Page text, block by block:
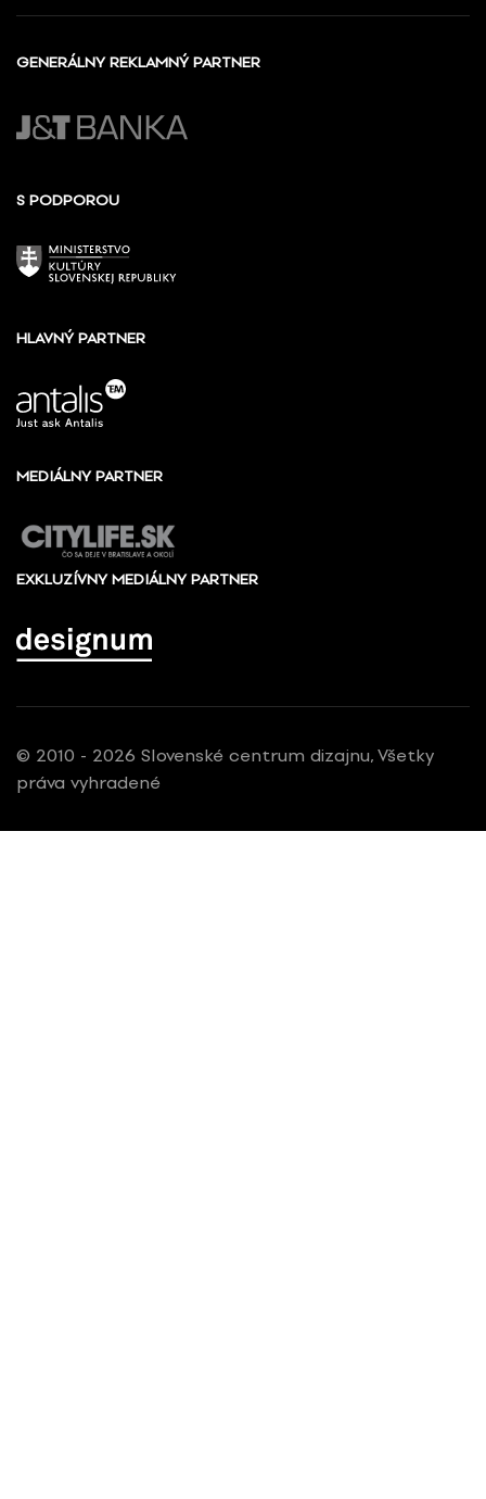
GENERÁLNY REKLAMNÝ PARTNER
S PODPOROU
HLAVNÝ PARTNER
MEDIÁLNY PARTNER
EXKLUZÍVNY MEDIÁLNY PARTNER
© 2010 - 2026 Slovenské centrum dizajnu, Všetky
práva vyhradené